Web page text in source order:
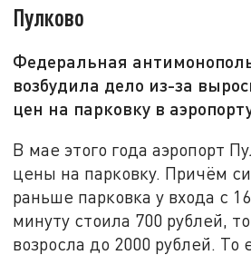
Пулково
Федеральная
возбудила дело из-за
цен на парковку в
В мае этого года аэропорт
цены на парковку. Причём
раньше парковка у входа с
минуту стоила 700 рублей,
возросла до 2000 рублей. То